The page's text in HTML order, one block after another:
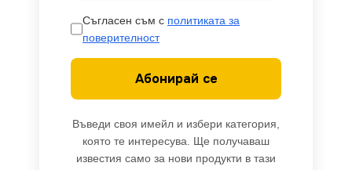
Съгласен съм с политиката за
поверителност
Абонирай се
Въведи своя имейл и избери категория,
която те интересува. Ще получаваш
известия само за нови продукти в тази